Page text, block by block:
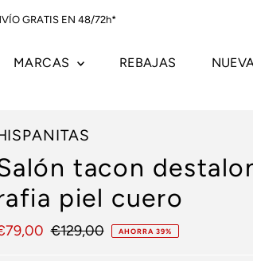
GRATIS EN 48/72h*
MARCAS REBAJAS
tacon
piel cuero
Precio
€129,00 AHORRA 39%